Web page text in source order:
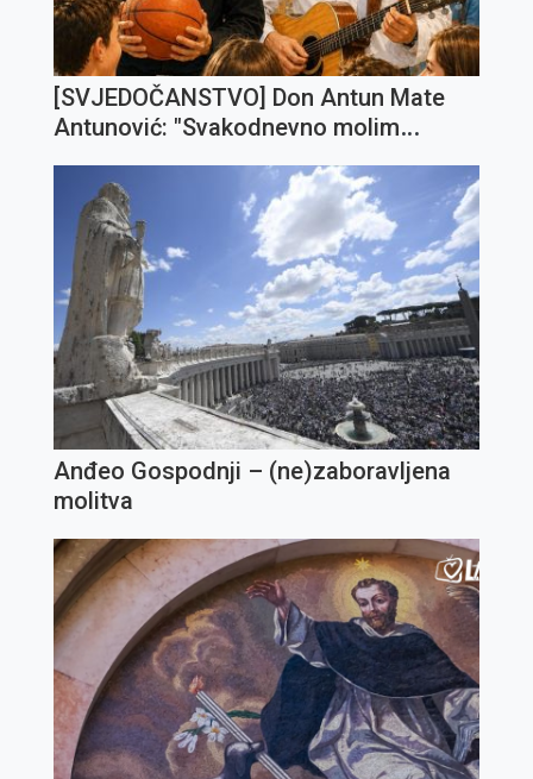
[SVJEDOČANSTVO] Don Antun Mate
Antunović: "Svakodnevno molim
i posvećuje u čovjeka po svome
poniznome Srcu"
Anđeo Gospodnji – (ne)zaboravljena
molitva